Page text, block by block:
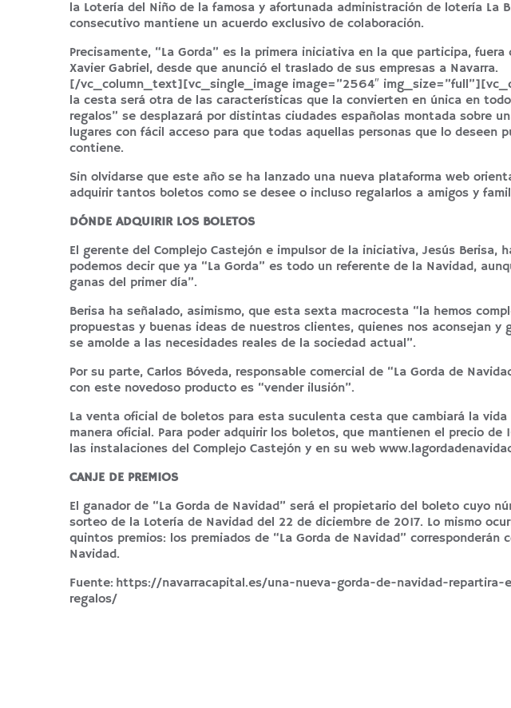
la Lotería del Niño de la famosa y afortunada administración de lotería La
consecutivo mantiene un acuerdo exclusivo de colaboración.
Precisamente, “La Gorda” es la primera iniciativa en la que participa,
Xavier Gabriel, desde que anunció el traslado de sus empresas a Navarra.
[/vc_column_text][vc_single_image image=”2564″
la cesta será otra de las características que la convierten en única en
regalos” se desplazará por distintas ciudades españolas montada sobre
lugares con fácil acceso para que todas aquellas personas que lo deseen
contiene.
Sin olvidarse que este año se ha lanzado una nueva plataforma web
adquirir tantos boletos como se desee o incluso regalarlos a amigos y
DÓNDE ADQUIRIR LOS BOLETOS
El gerente del Complejo Castejón e impulsor de la iniciativa, Jesús Berisa,
podemos decir que ya “La Gorda” es todo un referente de la Navidad,
ganas del primer día”.
Berisa ha señalado, asimismo, que esta sexta macrocesta “la hemos
propuestas y buenas ideas de nuestros clientes, quienes nos aconsejan y
se amolde a las necesidades reales de la sociedad actual”.
Por su parte, Carlos Bóveda, responsable comercial de “La Gorda de
con este novedoso producto es “vender ilusión”.
La venta oficial de boletos para esta suculenta cesta que cambiará la
manera oficial. Para poder adquirir los boletos, que mantienen el precio
las instalaciones del Complejo Castejón y en su web
CANJE DE PREMIOS
El ganador de “La Gorda de Navidad” será el propietario del boleto cuyo
sorteo de la Lotería de Navidad del 22 de diciembre de 2017. Lo mismo
quintos premios: los premiados de “La Gorda de Navidad” corresponderán
Navidad.
Fuente: https://navarracapital.es/una-nueva-gorda-de-navidad-
regalos/